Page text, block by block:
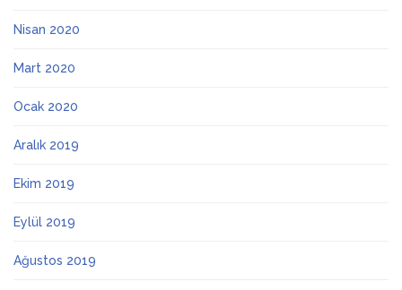
Nisan 2020
Mart 2020
Ocak 2020
Aralık 2019
Ekim 2019
Eylül 2019
Ağustos 2019